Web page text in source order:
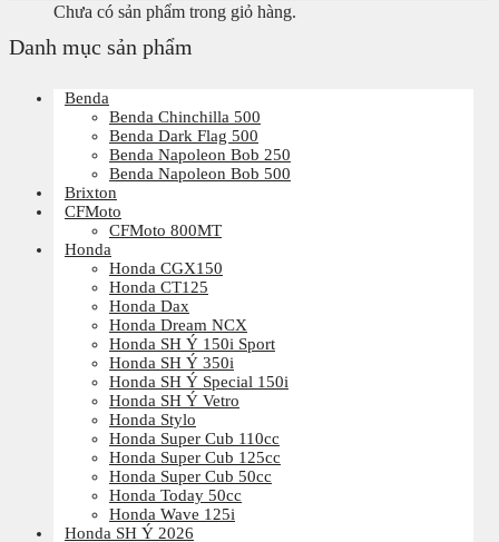
Chưa có sản phẩm trong giỏ hàng.
Danh mục sản phẩm
Benda
Benda Chinchilla 500
Benda Dark Flag 500
Benda Napoleon Bob 250
Benda Napoleon Bob 500
Brixton
CFMoto
CFMoto 800MT
Honda
Honda CGX150
Honda CT125
Honda Dax
Honda Dream NCX
Honda SH Ý 150i Sport
Honda SH Ý 350i
Honda SH Ý Special 150i
Honda SH Ý Vetro
Honda Stylo
Honda Super Cub 110cc
Honda Super Cub 125cc
Honda Super Cub 50cc
Honda Today 50cc
Honda Wave 125i
Honda SH Ý 2026